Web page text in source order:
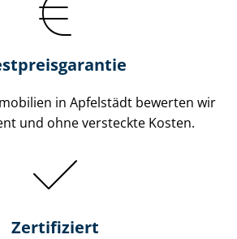
in Apfelstädt bewerten wir
und ohne versteckte Kosten.
Zertifiziert